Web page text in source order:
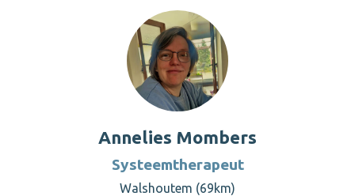
Annelies Mombers
Systeemtherapeut
Walshoutem (69km)